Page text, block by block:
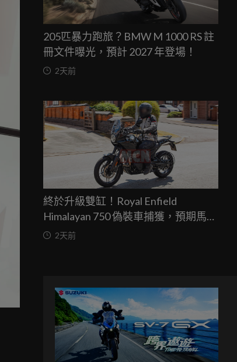
205匹暴力跑旅？BMW M 1000 RS 註
冊文件曝光，預計 2027 年登場！
2天前
終於升級雙缸！Royal Enfield
Himalayan 750 偽裝車捕獲，預期馬力
突破67匹，最快米蘭車展亮相
2天前